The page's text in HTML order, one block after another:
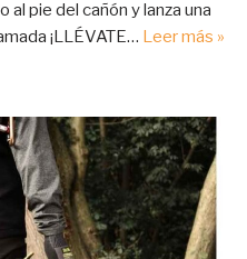
pie del cañón y lanza una
¡LLÉVATE… Leer más »